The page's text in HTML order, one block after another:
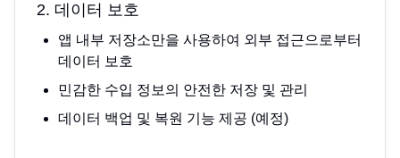
2. 데이터 보호
앱 내부 저장소만을 사용하여 외부 접근으로부터
데이터 보호
민감한 수입 정보의 안전한 저장 및 관리
데이터 백업 및 복원 기능 제공 (예정)